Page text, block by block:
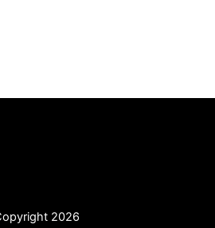
2026